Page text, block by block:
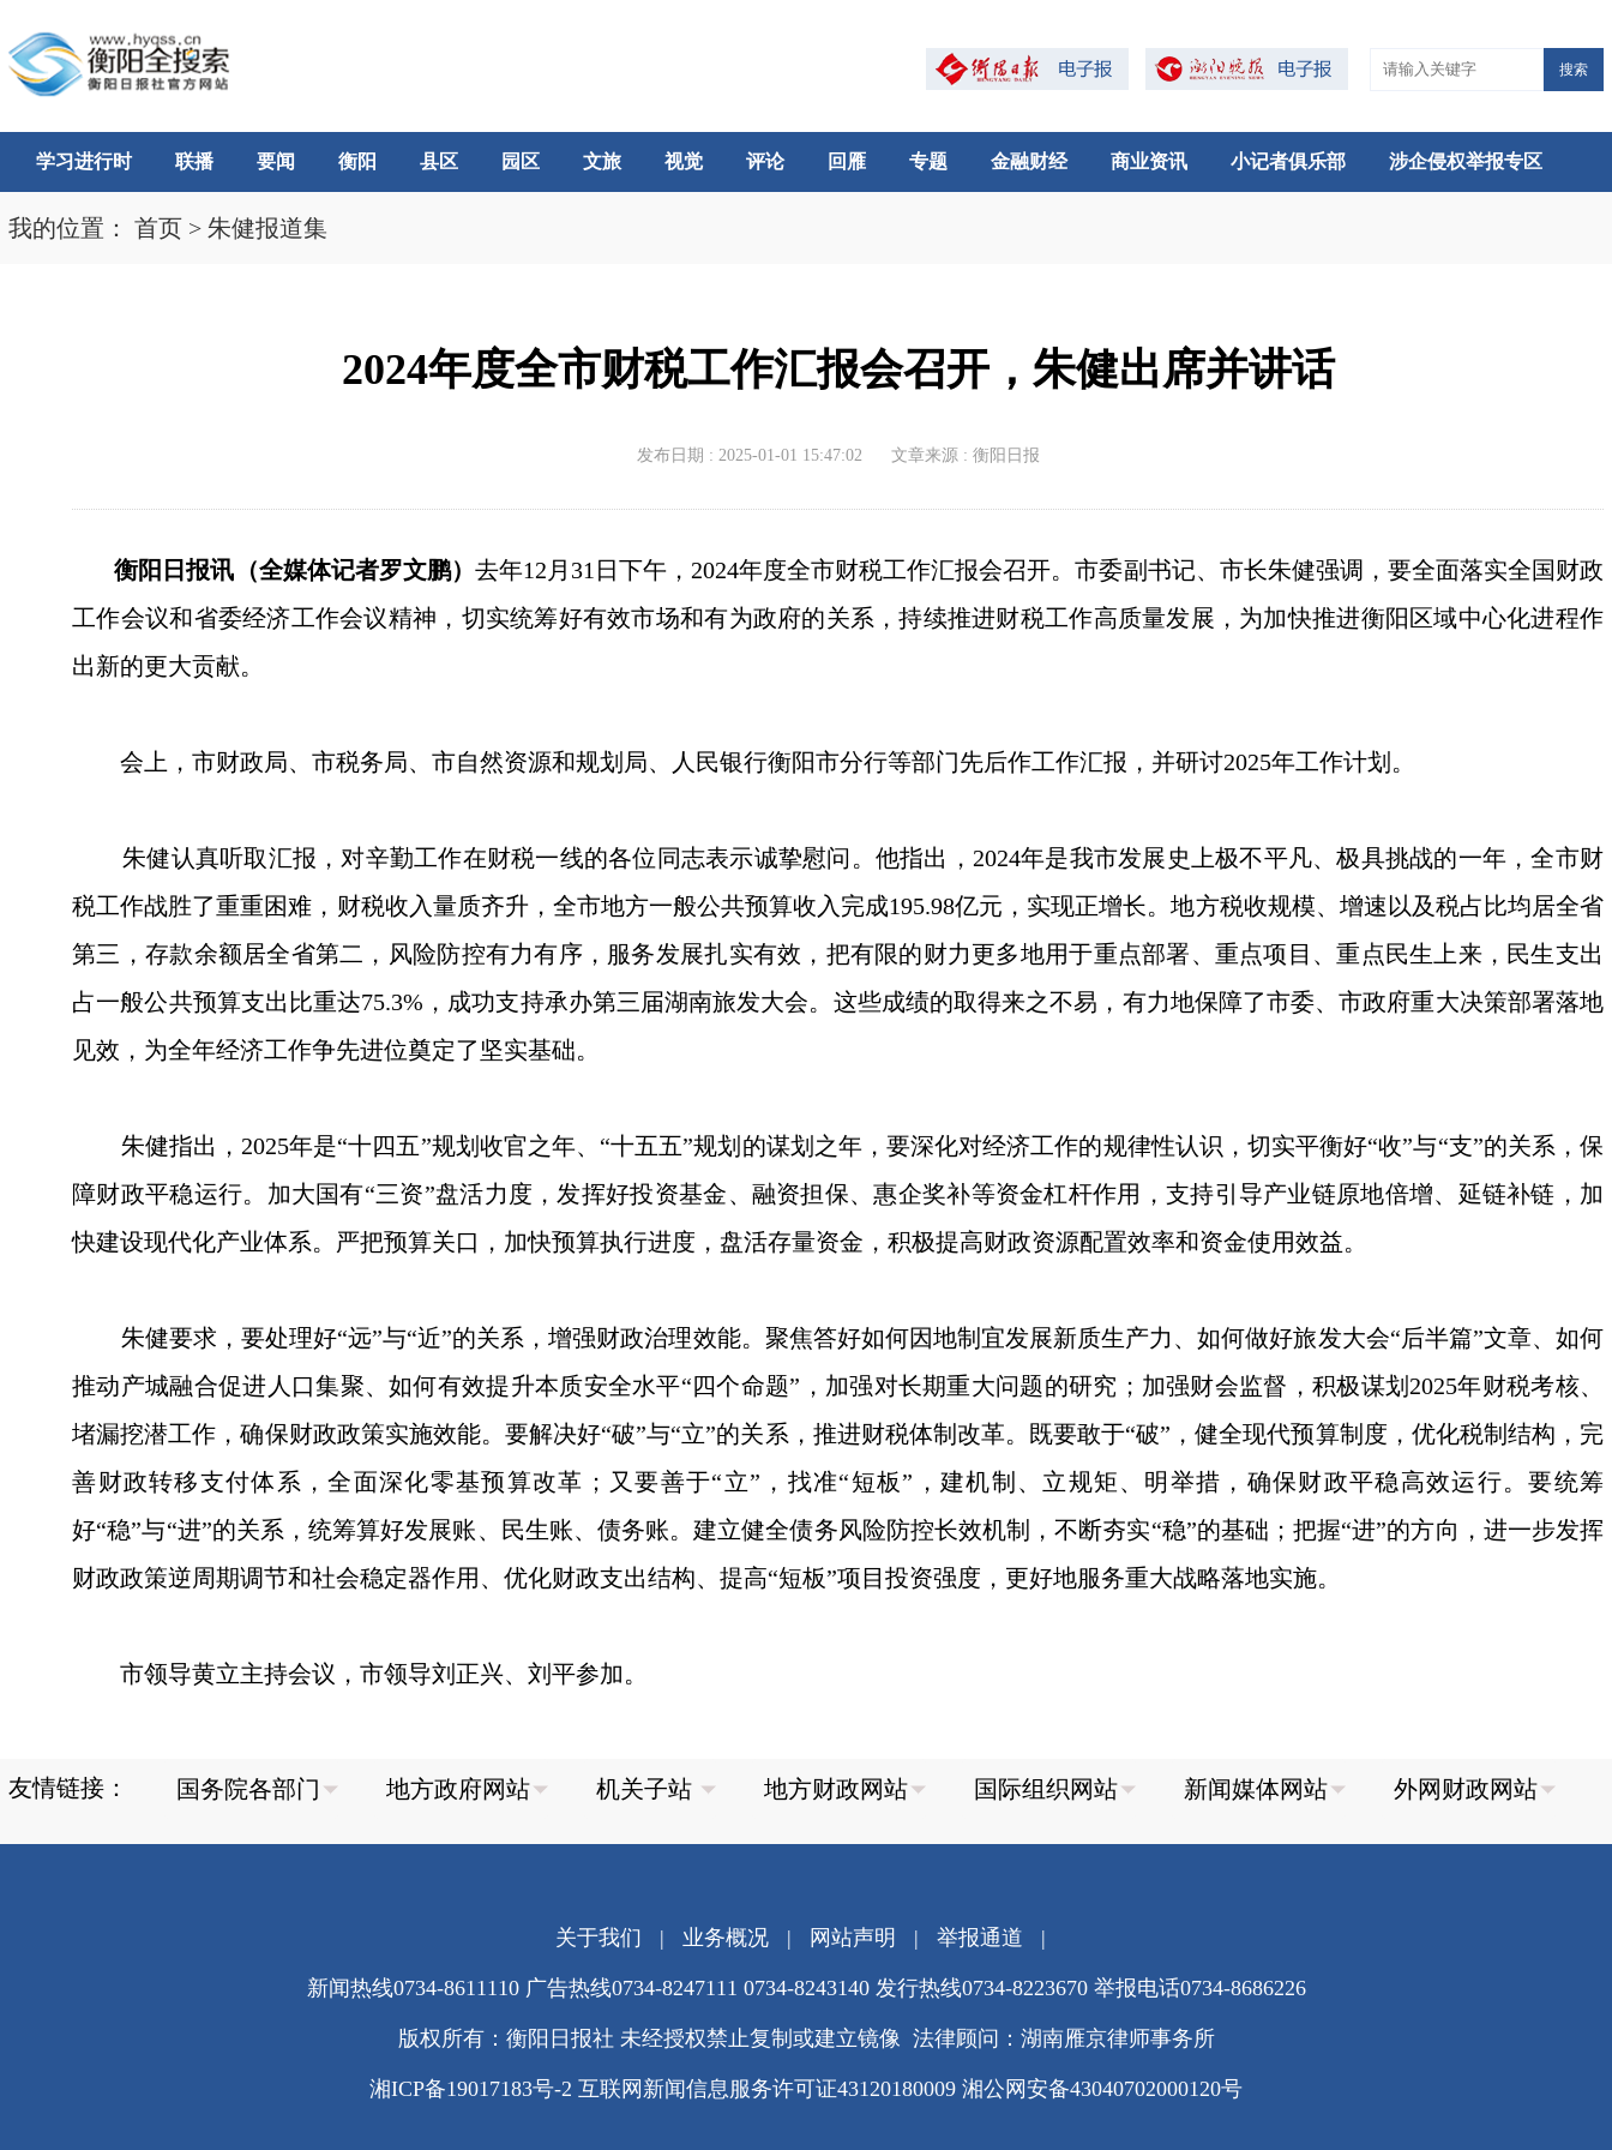
搜索
学习进行时 联播 要闻 衡阳 县区 园区 文旅 视觉 评论 回雁 专题 金融财经 商业资讯 小记者俱乐部 涉企侵权举报专区
我的位置： 首页 > 朱健报道集
2024年度全市财税工作汇报会召开，朱健出席并讲话
发布日期 : 2025-01-01 15:47:02 文章来源 : 衡阳日报
衡阳日报讯（全媒体记者罗文鹏） 去年12月31日下午，2024年度全市财税工作汇报会召开。市委副书记、市长朱健强调，要全面落实全国财政
工作会议和省委经济工作会议精神，切实统筹好有效市场和有为政府的关系，持续推进财税工作高质量发展，为加快推进衡阳区域中心化进程作
出新的更大贡献。
会上，市财政局、市税务局、市自然资源和规划局、人民银行衡阳市分行等部门先后作工作汇报，并研讨2025年工作计划。
朱健认真听取汇报，对辛勤工作在财税一线的各位同志表示诚挚慰问。他指出，2024年是我市发展史上极不平凡、极具挑战的一年，全市财
税工作战胜了重重困难，财税收入量质齐升，全市地方一般公共预算收入完成195.98亿元，实现正增长。地方税收规模、增速以及税占比均居全省
第三，存款余额居全省第二，风险防控有力有序，服务发展扎实有效，把有限的财力更多地用于重点部署、重点项目、重点民生上来，民生支出
占一般公共预算支出比重达75.3%，成功支持承办第三届湖南旅发大会。这些成绩的取得来之不易，有力地保障了市委、市政府重大决策部署落地
见效，为全年经济工作争先进位奠定了坚实基础。
朱健指出，2025年是“十四五”规划收官之年、“十五五”规划的谋划之年，要深化对经济工作的规律性认识，切实平衡好“收”与“支”的关系，保
障财政平稳运行。加大国有“三资”盘活力度，发挥好投资基金、融资担保、惠企奖补等资金杠杆作用，支持引导产业链原地倍增、延链补链，加
快建设现代化产业体系。严把预算关口，加快预算执行进度，盘活存量资金，积极提高财政资源配置效率和资金使用效益。
朱健要求，要处理好“远”与“近”的关系，增强财政治理效能。聚焦答好如何因地制宜发展新质生产力、如何做好旅发大会“后半篇”文章、如何
推动产城融合促进人口集聚、如何有效提升本质安全水平“四个命题”，加强对长期重大问题的研究；加强财会监督，积极谋划2025年财税考核、
堵漏挖潜工作，确保财政政策实施效能。要解决好“破”与“立”的关系，推进财税体制改革。既要敢于“破”，健全现代预算制度，优化税制结构，完
善财政转移支付体系，全面深化零基预算改革；又要善于“立”，找准“短板”，建机制、立规矩、明举措，确保财政平稳高效运行。要统筹
好“稳”与“进”的关系，统筹算好发展账、民生账、债务账。建立健全债务风险防控长效机制，不断夯实“稳”的基础；把握“进”的方向，进一步发挥
财政政策逆周期调节和社会稳定器作用、优化财政支出结构、提高“短板”项目投资强度，更好地服务重大战略落地实施。
市领导黄立主持会议，市领导刘正兴、刘平参加。
友情链接：
关于我们 | 业务概况| 网站声明 | 举报通道 |
新闻热线0734-8611110 广告热线0734-8247111 0734-8243140 发行热线0734-8223670 举报电话0734-8686226
版权所有：衡阳日报社 未经授权禁止复制或建立镜像 法律顾问：湖南雁京律师事务所
湘ICP备19017183号-2 互联网新闻信息服务许可证43120180009 湘公网安备43040702000120号